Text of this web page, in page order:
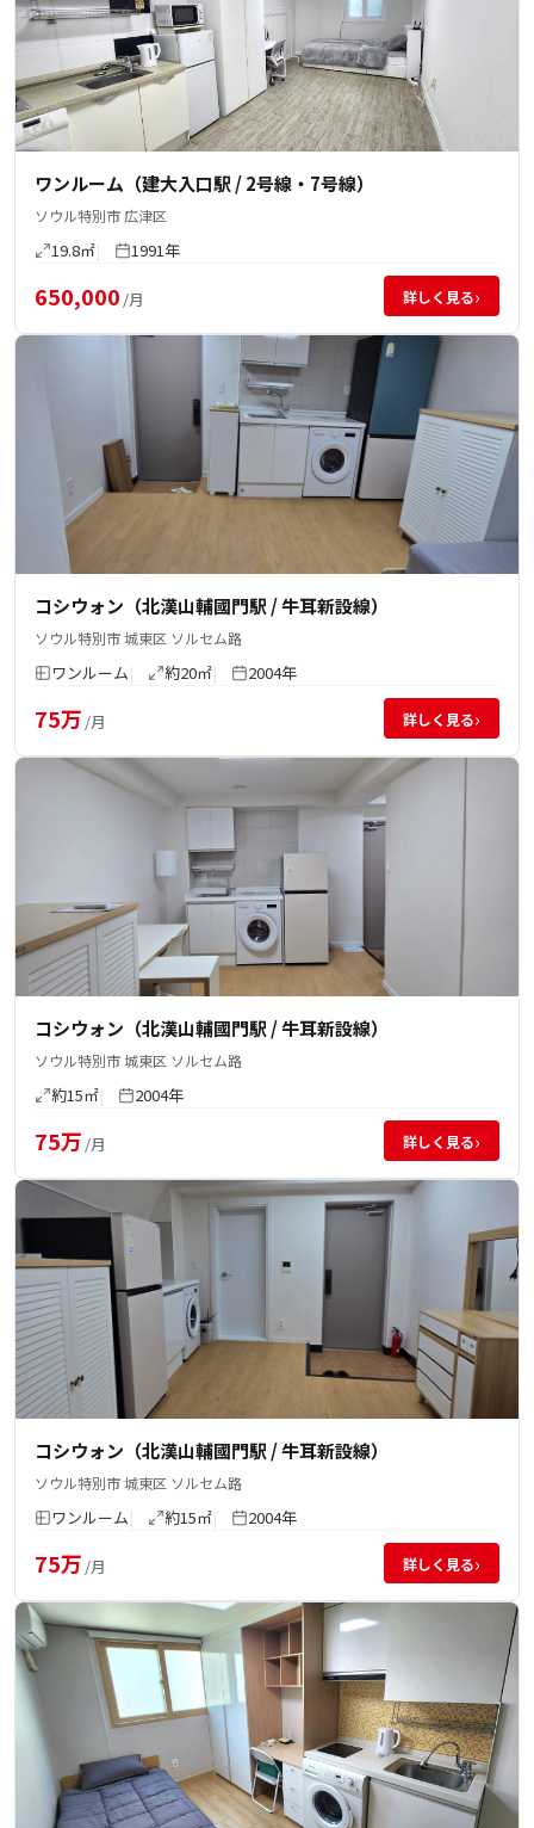
ワンルーム（建大入口駅 / 2号線・7号線）
ソウル特別市 広津区
19.8㎡ 1991年
650,000 /月 詳しく見る›
コシウォン（北漢山輔國門駅 / 牛耳新設線）
ソウル特別市 城東区 ソルセム路
ワンルーム 約20㎡ 2004年
75万 /月 詳しく見る›
コシウォン（北漢山輔國門駅 / 牛耳新設線）
ソウル特別市 城東区 ソルセム路
約15㎡ 2004年
75万 /月 詳しく見る›
コシウォン（北漢山輔國門駅 / 牛耳新設線）
ソウル特別市 城東区 ソルセム路
ワンルーム 約15㎡ 2004年
75万 /月 詳しく見る›